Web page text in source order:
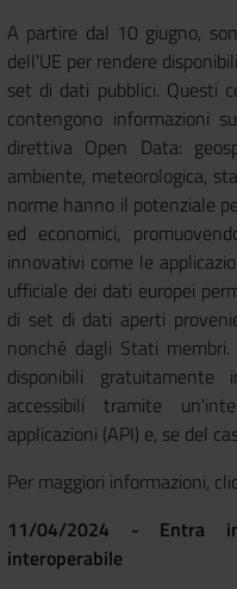
A partire dal 10 giugno,
dell'UE per rendere
set di dati pubblici. Questi
contengono informazioni
direttiva Open Data:
ambiente, meteorologica,
norme hanno il potenziale
ed economici,
innovativi come le
ufficiale dei dati europei
di set di dati aperti
nonché dagli Stati
disponibili
accessibili tramite
applicazioni (API) e, se del
Per maggiori informazioni,
11/04/2024 - Entra
interoperabile